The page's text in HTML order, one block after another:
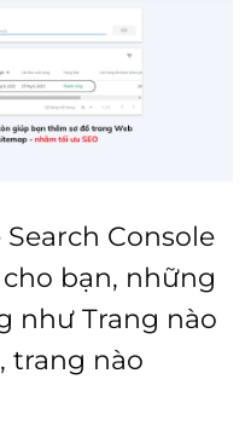
Console
bạn, những
như Trang nào
trang nào